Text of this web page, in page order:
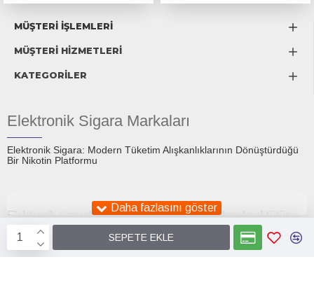
SEPETE EKLE
MÜŞTERİ İŞLEMLERİ
MÜŞTERİ HİZMETLERİ
KATEGORİLER
Elektronik Sigara Markaları
Elektronik Sigara: Modern Tüketim Alışkanlıklarının Dönüştürdüğü
Bir Nikotin Platformu
Elektronik sigaralar, son on yıl içinde hem geleneksel tütüne
alternatif olarak sunulan bir tüketim aracı hem de küresel bir
tartışma konusu hâline gelmiştir. İlk ortaya çıktıklarında